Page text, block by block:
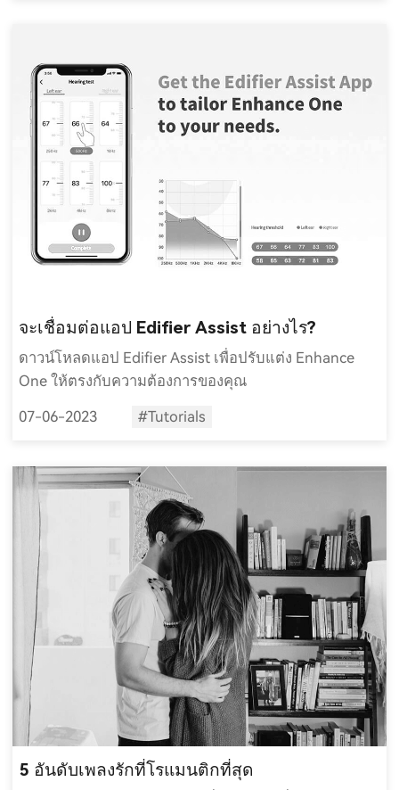
จะเชื่อมต่อแอป Edifier Assist อย่างไร?
ดาวน์โหลดแอป Edifier Assist เพื่อปรับแต่ง Enhance
One ให้ตรงกับความต้องการของคุณ
07-06-2023 #Tutorials
5 อันดับเพลงรักที่โรแมนติกที่สุด